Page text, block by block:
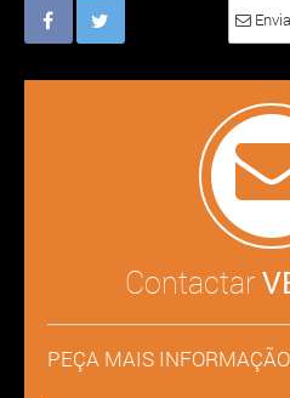
Contactar
PEÇA MAIS INFORMAÇÃO